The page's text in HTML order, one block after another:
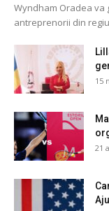
Wyndham Oradea va
antreprenorii din
15
21